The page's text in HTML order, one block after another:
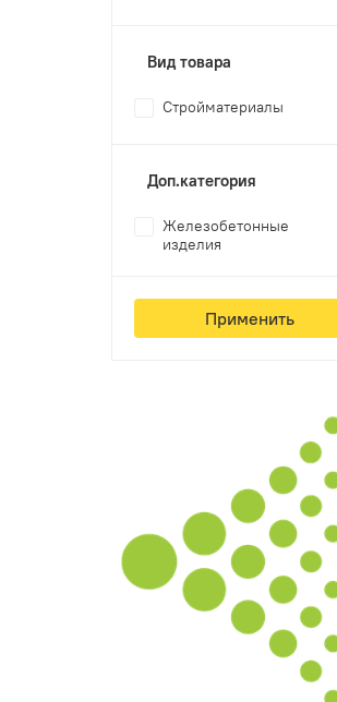
Вид товара
Стройматериалы
Доп.категория
Железобетонные
изделия
Применить